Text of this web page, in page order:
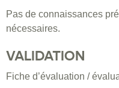
Pas de connaissances
nécessaires.
VALIDATION
Fiche d’évaluation /